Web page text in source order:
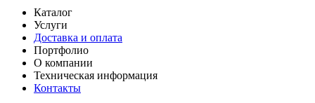
Каталог
Услуги
Доставка и оплата
Портфолио
О компании
Техническая информация
Контакты